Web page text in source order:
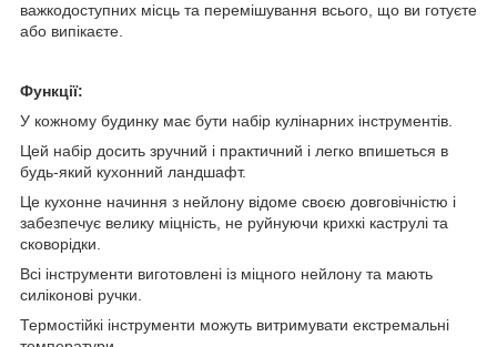
важкодоступних місць та перемішування всього, що ви готуєте
або випікаєте.
Функції:
У кожному будинку має бути набір кулінарних інструментів.
Цей набір досить зручний і практичний і легко впишеться в
будь-який кухонний ландшафт.
Це кухонне начиння з нейлону відоме своєю довговічністю і
забезпечує велику міцність, не руйнуючи крихкі каструлі та
сковорідки.
Всі інструменти виготовлені із міцного нейлону та мають
силіконові ручки.
Термостійкі інструменти можуть витримувати екстремальні